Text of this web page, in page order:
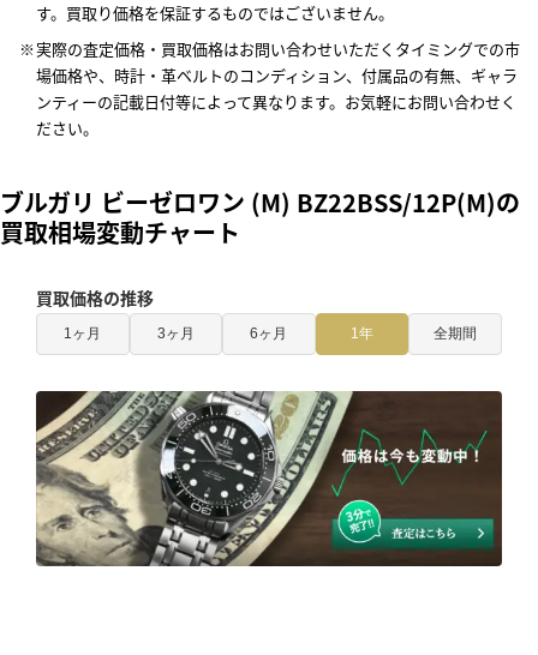
す。買取り価格を保証するものではございません。
実際の査定価格・買取価格はお問い合わせいただくタイミングでの市
場価格や、時計・革ベルトのコンディション、付属品の有無、ギャラ
ンティーの記載日付等によって異なります。お気軽にお問い合わせく
ださい。
ブルガリ ビーゼロワン (M) BZ22BSS/12P(M)の
買取相場変動チャート
買取価格の推移
1ヶ月 3ヶ月 6ヶ月 1年 全期間